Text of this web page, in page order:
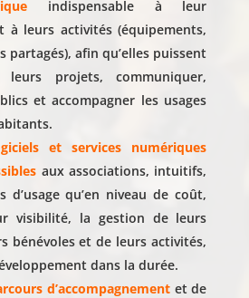
indispensable à leur
à leurs activités (équipements,
partagés), afin qu’elles puissent
projets, communiquer,
et accompagner les usages
et services numériques
aux associations, intuitifs,
qu’en niveau de coût,
visibilité, la gestion de leurs
bénévoles et de leurs activités,
dans la durée.
d’accompagnement et de